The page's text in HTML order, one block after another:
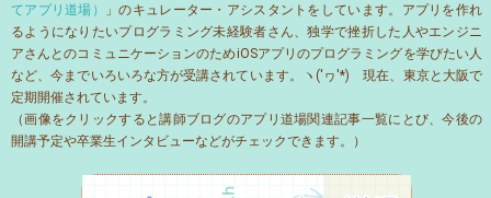
てアプリ道場）
」のキュレーター・アシスタントをしています。アプリを作れ
るようになりたいプログラミング未経験者さん、独学で挫折した人やエンジニ
アさんとのコミュニケーションのためiOSアプリのプログラミングを学びたい人
など、今までいろいろな方が受講されています。ヽ('ヮ'*)ゝ現在、東京と大阪で
定期開催されています。
（画像をクリックすると講師ブログのアプリ道場関連記事一覧にとび、今後の
開講予定や卒業生インタビューなどがチェックできます。）